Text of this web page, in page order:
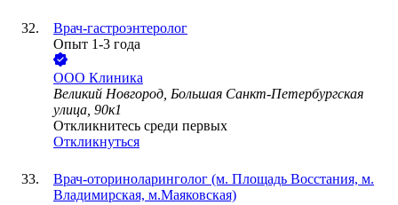
Врач-гастроэнтеролог
Опыт 1-3 года
ООО Клиника
Великий Новгород, Большая Санкт-Петербургская
улица, 90к1
Откликнитесь среди первых
Откликнуться
Врач-оториноларинголог (м. Площадь Восстания, м.
Владимирская, м.Маяковская)